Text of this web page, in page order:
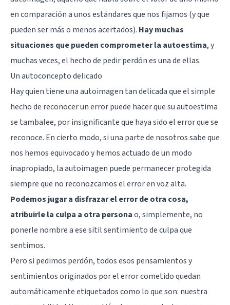
en comparación a unos estándares que nos fijamos (y que
pueden ser más o menos acertados). Hay muchas
situaciones que pueden comprometer la autoestima, y
muchas veces, el hecho de pedir perdón es una de ellas.
Un autoconcepto delicado
Hay quien tiene una autoimagen tan delicada que el simple
hecho de reconocer un error puede hacer que su autoestima
se tambalee, por insignificante que haya sido el error que se
reconoce. En cierto modo, si una parte de nosotros sabe que
nos hemos equivocado y hemos actuado de un modo
inapropiado, la autoimagen puede permanecer protegida
siempre que no reconozcamos el error en voz alta.
Podemos jugar a disfrazar el error de otra cosa,
atribuirle la culpa a otra personao, simplemente, no
ponerle nombre a ese sitil sentimiento de culpa que
sentimos.
Pero si pedimos perdón, todos esos pensamientos y
sentimientos originados por el error cometido quedan
automáticamente etiquetados como lo que son: nuestra